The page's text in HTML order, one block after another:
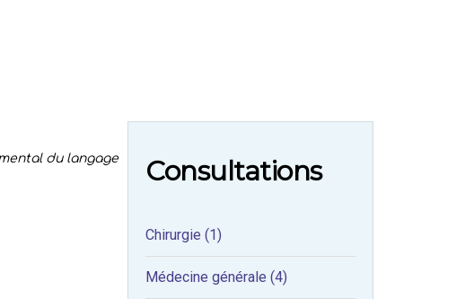
du langage
Consultations
Chirurgie (1)
Médecine générale (4)